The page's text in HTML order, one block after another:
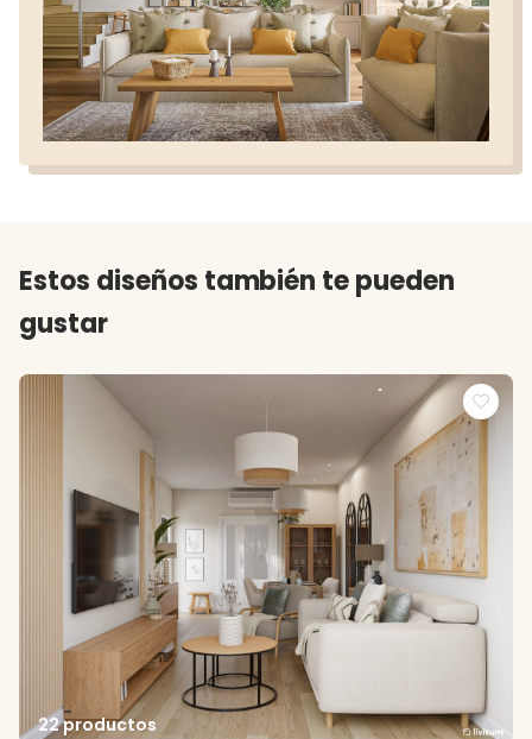
Estos diseños también te pueden
gustar
22 productos